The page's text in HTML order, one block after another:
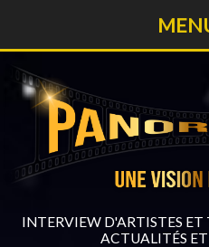
INTERVIEW D'ARTISTES
ACTUALITÉS